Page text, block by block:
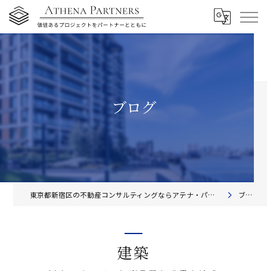
ブログ
東京都新宿区の不動産コンサルティングならアテナ・パートナーズ株式会社 ブログ
建築